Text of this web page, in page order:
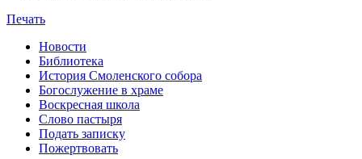
Печать
Новости
Библиотека
История Смоленского собора
Богослужение в храме
Воскресная школа
Слово пастыря
Подать записку
Пожертвовать